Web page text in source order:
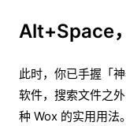
Alt+Space
此时，你已手握「
软件，搜索文件之
种 Wox 的实用用法。